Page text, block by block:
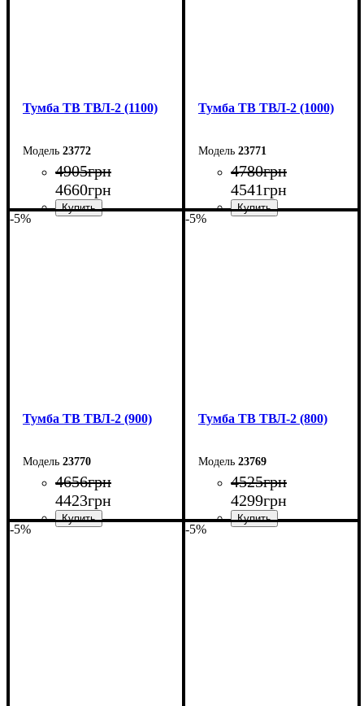
Тумба ТВ ТВЛ-2 (1100)
23772
4905грн
4660грн
Тумба ТВ ТВЛ-2 (1000)
23771
4780грн
4541грн
-5%
Тумба ТВ ТВЛ-2 (900)
23770
4656грн
4423грн
-5%
Тумба ТВ ТВЛ-2 (800)
23769
4525грн
4299грн
-5% -5%